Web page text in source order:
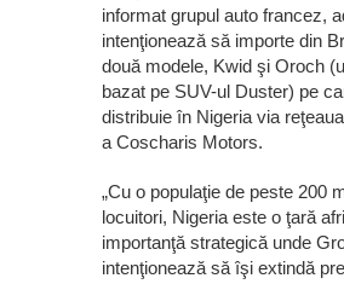
informat grupul auto francez,
intenţionează să importe din
două modele, Kwid şi Oroch
bazat pe SUV-ul Duster) pe
distribuie în Nigeria via
a Coscharis Motors.
„Cu o populaţie de peste 200
locuitori, Nigeria este o ţară
importanţă strategică unde
intenţionează să îşi extindă